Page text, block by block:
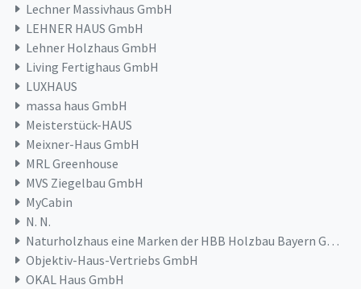
Lechner Massivhaus GmbH
LEHNER HAUS GmbH
Lehner Holzhaus GmbH
Living Fertighaus GmbH
LUXHAUS
massa haus GmbH
Meisterstück-HAUS
Meixner-Haus GmbH
MRL Greenhouse
MVS Ziegelbau GmbH
MyCabin
N. N.
Naturholzhaus eine Marken der HBB Holzbau Bayern GmbH & Co. KG
Objektiv-Haus-Vertriebs GmbH
OKAL Haus GmbH